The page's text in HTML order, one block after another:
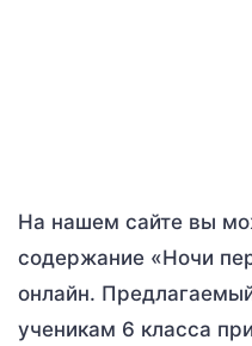
На нашем сайте вы
содержание «Ночи
онлайн.
ученикам 6 класса